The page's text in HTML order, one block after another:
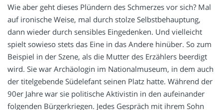
Wie aber geht dieses Plündern des Schmerzes vor sich? Mal
auf ironische Weise, mal durch stolze Selbstbehauptung,
dann wieder durch sensibles Eingedenken. Und vielleicht
spielt sowieso stets das Eine in das Andere hinüber. So zum
Beispiel in der Szene, als die Mutter des Erzählers beerdigt
wird. Sie war Archäologin im Nationalmuseum, in dem auch
der titelgebende Südelefant seinen Platz hatte. Während der
90er Jahre war sie politische Aktivistin in den aufeinander
folgenden Bürgerkriegen. Jedes Gespräch mit ihrem Sohn